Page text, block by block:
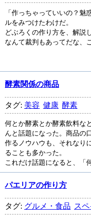
「作っちゃっていいの？魅
ルをみつけたわけだ。
どぶろくの作り方を、解説
なんて裁判もあってだな、
酵素関係の商品
タグ: 美容 健康 酵素
何とか酵素とか酵素飲料な
んと話題になった。商品の
作るノウハウも、それなり
ることも多かった。
これだけ話題になると、「
パエリアの作り方
タグ: グルメ・食品 ス